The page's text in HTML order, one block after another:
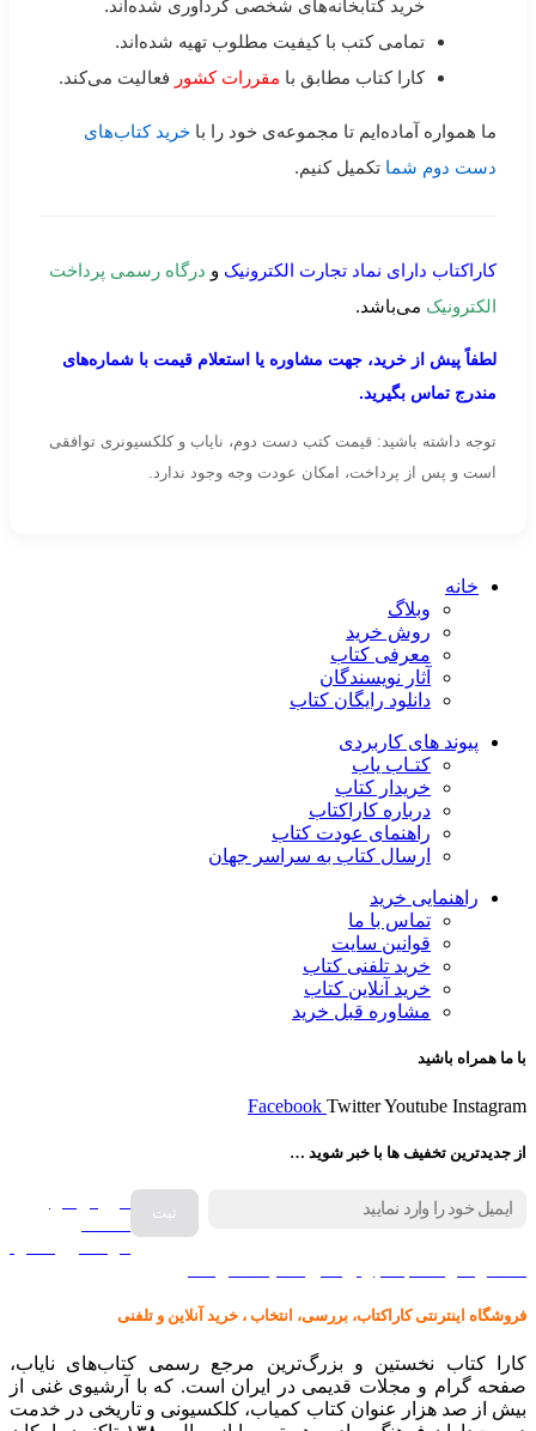
خرید کتابخانه‌های شخصی گردآوری شده‌اند.
تمامی کتب با کیفیت مطلوب تهیه شده‌اند.
کارا کتاب مطابق با مقررات کشور فعالیت می‌کند.
ما همواره آماده‌ایم تا مجموعه‌ی خود را با خرید کتاب‌های
دست دوم شما تکمیل کنیم.
کاراکتاب دارای نماد تجارت الکترونیک و درگاه رسمی پرداخت
الکترونیک می‌باشد.
لطفاً پیش از خرید، جهت مشاوره یا استعلام قیمت با شماره‌های
مندرج تماس بگیرید.
توجه داشته باشید: قیمت کتب دست دوم، نایاب و کلکسیونری توافقی
است و پس از پرداخت، امکان عودت وجه وجود ندارد.
خانه
وبلاگ
روش خرید
معرفی کتاب
آثار نویسندگان
دانلود رایگان کتاب
پیوند های کاربردی
کتـاب یاب
خریدار کتاب
درباره کاراکتاب
راهنمای عودت کتاب
ارسال کتاب به سراسر جهان
راهنمایی خرید
تماس با ما
قوانین سایت
خرید تلفنی کتاب
خرید آنلاین کتاب
مشاوره قبل خرید
با ما همراه باشید
Facebook TwitterYoutube Instagram
از جدیدترین تخفیف ها با خبر شوید …
فروش انواع
فروشگاه اینترنتی کاراکتاب، بررسی، انتخاب ، خرید آنلاین و تلفنی
کارا کتاب نخستین و بزرگ‌ترین مرجع رسمی کتاب‌های نایاب،
صفحه گرام و مجلات قدیمی در ایران است. که با آرشیوی غنی از
بیش از صد هزار عنوان کتاب کمیاب، کلکسیونی و تاریخی در خدمت